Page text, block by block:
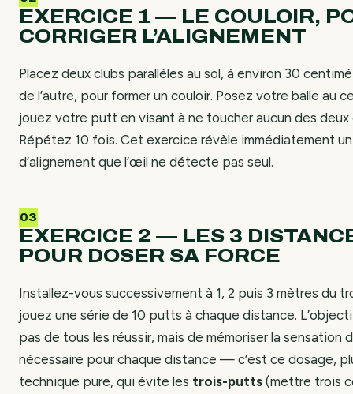
EXERCICE 1 — LE COULOIR,
CORRIGER L’ALIGNEMENT
Placez deux clubs parallèles au sol, à environ 30
de l’autre, pour former un couloir. Posez votre balle au
jouez votre putt en visant à ne toucher aucun des deux
Répétez 10 fois. Cet exercice révèle immédiatement
d’alignement que l’œil ne détecte pas seul.
EXERCICE 2 — LES 3
POUR DOSER SA FORCE
Installez-vous successivement à 1, 2 puis 3 mètres du
jouez une série de 10 putts à chaque distance.
pas de tous les réussir, mais de mémoriser la sensation
nécessaire pour chaque distance — c’est ce dosage,
technique pure, qui évite les trois-putts (mettre trois